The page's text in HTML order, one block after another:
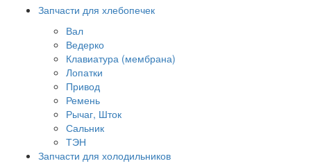
Запчасти для хлебопечек
Вал
Ведерко
Клавиатура (мембрана)
Лопатки
Привод
Ремень
Рычаг, Шток
Сальник
ТЭН
Запчасти для холодильников